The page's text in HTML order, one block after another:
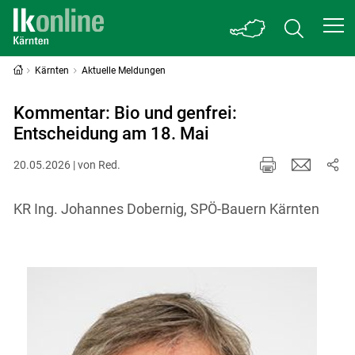
Kärnten Aktuelle Meldungen
Kommentar: Bio und genfrei:
Entscheidung am 18. Mai
20.05.2026 | von Red.
KR Ing. Johannes Dobernig, SPÖ-Bauern Kärnten